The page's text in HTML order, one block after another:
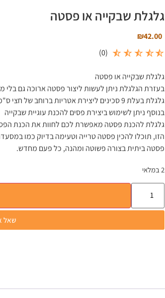
גלגלת שבקייה או פסטה
₪42.00
(
0
)
גלגלת שבקייה או פסטה
בעזרת הגלגלת ניתן לעשות ליצור פסטה ארוכה גם בלי
גלגלת בעלת 9 סכינים ליצירת אטריות ברוחב של חצי ס"מ.
בנוסף ניתן לשימוש ביצירת פסים להכנת עוגיית שבקייה
גלגלת להכנת פסטה מאפשרת לכם לחוות את הכנת
הזו, תוכלו להכין פסטה טרייה וטעימה בדיוק כמו
פסטה ביתית בצורה פשוטה ומהנה, כל פעם מחדש.
2 במלאי
שאל